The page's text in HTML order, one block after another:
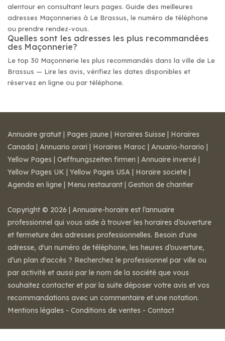
alentour en consultant leurs pages. Guide des meilleures
adresses Maçonneries à Le Brassus, le numéro de téléphone
ou prendre rendez-vous.
Quelles sont les adresses les plus recommandées
des Maçonnerie?
Le top 30 Maçonnerie les plus recommandés dans la ville de Le
Brassus — Lire les avis, vérifiez les dates disponibles et
réservez en ligne ou par téléphone.
Annuaire gratuit | Pages jaune | Horaires Suisse | Horaires
Canada | Annuario orari | Horaires Maroc | Anuario-horario |
Yellow Pages | Oeffnungszeiten firmen | Annuaire inversé |
Yellow Pages UK | Yellow Pages USA | Horaire societe |
Agenda en ligne | Menu restaurant | Gestion de chantier
Copyright © 2026 | Annuaire-horaire est l’annuaire
professionnel qui vous aide à trouver les horaires d’ouverture
et fermeture des adresses professionnelles. Besoin d'une
adresse, d'un numéro de téléphone, les heures d’ouverture,
d’un plan d'accès ? Recherchez le professionnel par ville ou
par activité et aussi par le nom de la société que vous
souhaitez contacter et par la suite déposer votre avis et vos
recommandations avec un commentaire et une notation.
Mentions légales - Conditions de ventes - Contact